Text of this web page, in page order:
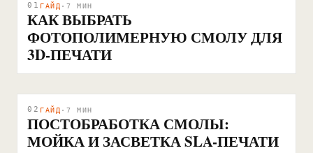
01 ГАЙД · 7 МИН
КАК ВЫБРАТЬ
ФОТОПОЛИМЕРНУЮ СМОЛУ ДЛЯ
3D-ПЕЧАТИ
02 ГАЙД · 7 МИН
ПОСТОБРАБОТКА СМОЛЫ:
МОЙКА И ЗАСВЕТКА SLA-ПЕЧАТИ